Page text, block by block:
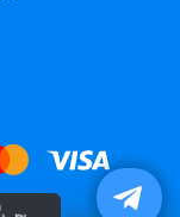
приложение в PlayMarket